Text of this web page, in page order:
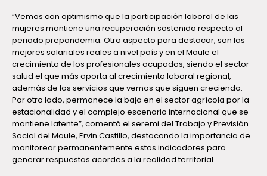
“Vemos con optimismo que la participación laboral de las
mujeres mantiene una recuperación sostenida respecto al
periodo prepandemia. Otro aspecto para destacar, son las
mejores salariales reales a nivel país y en el Maule el
crecimiento de los profesionales ocupados, siendo el sector
salud el que más aporta al crecimiento laboral regional,
además de los servicios que vemos que siguen creciendo.
Por otro lado, permanece la baja en el sector agrícola por la
estacionalidad y el complejo escenario internacional que se
mantiene latente”, comentó el seremi del Trabajo y Previsión
Social del Maule, Ervin Castillo, destacando la importancia de
monitorear permanentemente estos indicadores para
generar respuestas acordes a la realidad territorial.